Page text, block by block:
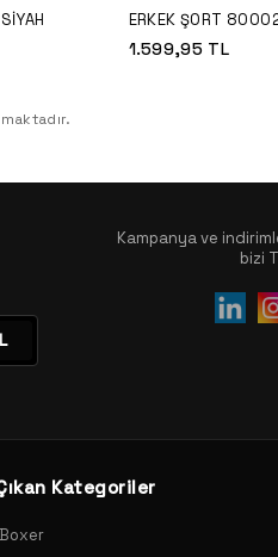
ERKEK ŞORT
1.599,95TL
Kampanya ve
bizi
Kategoriler